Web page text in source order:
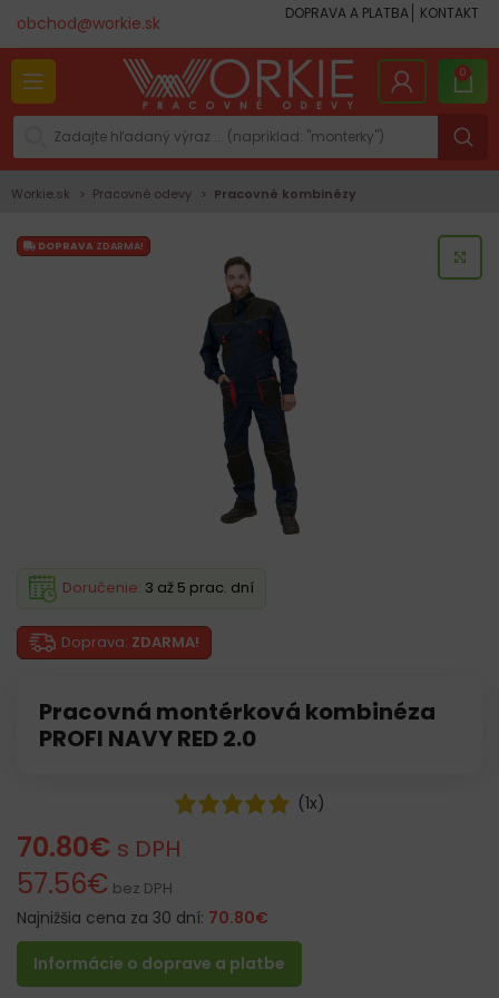
obchod@workie.sk DOPRAVA A PLATBA KONTAKT
0
Workie.sk Pracovné odevy Pracovné kombinézy
DOPRAVA ZDARMA!
Pracovná montérková kombinéza
PROFI NAVY RED 2.0
Doprava: ZDARMA!
Doručenie: 3 až 5 prac. dní
(1x)
70.80€ s DPH
57.56€ bez DPH
Najnižšia cena za 30 dní: 70.80€
Informácie o doprave a platbe